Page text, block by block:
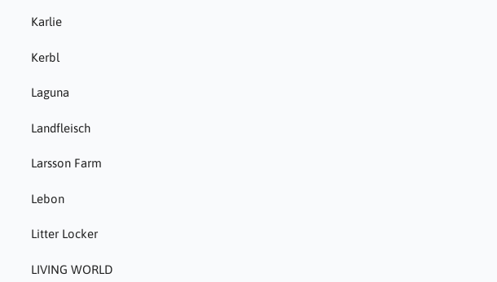
Karlie
Kerbl
Laguna
Landfleisch
Larsson Farm
Lebon
Litter Locker
LIVING WORLD